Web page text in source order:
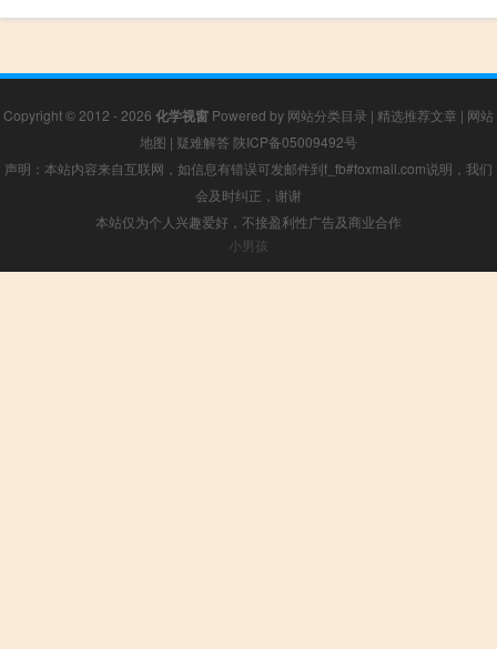
Copyright © 2012 - 2026 化学视窗 Powered by 网站分类目录 | 精选推荐文章 | 网站
地图 | 疑难解答 陕ICP备05009492号
声明：本站内容来自互联网，如信息有错误可发邮件到f_fb#foxmail.com说明，我们
会及时纠正，谢谢
本站仅为个人兴趣爱好，不接盈利性广告及商业合作
小男孩